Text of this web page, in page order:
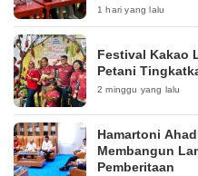
1 hari yang lalu
‎Festival Kakao
Petani
2 minggu yang lalu
Hamartoni
Membangun
Pemberitaan